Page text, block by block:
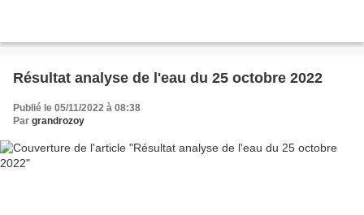
Résultat analyse de l'eau du 25 octobre 2022
Publié le 05/11/2022 à 08:38
Par grandrozoy